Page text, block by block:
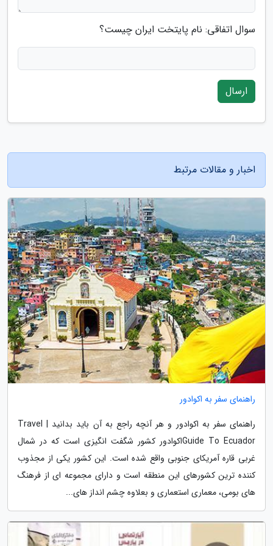
سوال اتفاقی: نام پایتخت ایران چیست؟
ارسال
اخبار و مقالات مرتبط
راهنمای سفر به اکوادور
راهنمای سفر به اکوادور و هر آنچه راجع به آن باید بدانید | Travel
Guide To Ecuadorاکوادور کشور شگفت انگیزی است که در شمال
غربی قاره آمریکای جنوبی واقع شده است. این کشور یکی از مجذوب
کننده ترین کشورهای این منطقه است و دارای مجموعه ای از فرهنگ
های بومی، معماری استعماری و بعلاوه چشم انداز های...